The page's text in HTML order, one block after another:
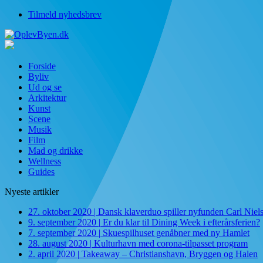
Tilmeld nyhedsbrev
Forside
Byliv
Ud og se
Arkitektur
Kunst
Scene
Musik
Film
Mad og drikke
Wellness
Guides
Nyeste artikler
27. oktober 2020 | Dansk klaverduo spiller nyfunden Carl
9. september 2020 | Er du klar til Dining Week i efterårsferien?
7. september 2020 | Skuespilhuset genåbner med ny Hamlet
28. august 2020 | Kulturhavn med corona-tilpasset program
2. april 2020 | Takeaway – Christianshavn, Bryggen og Halen